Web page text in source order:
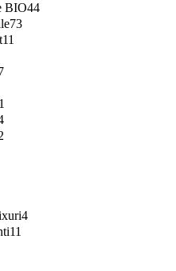
BIO44
73
11
4
11